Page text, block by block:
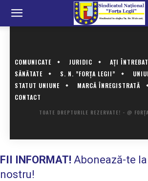
COMUNICATE JURIDIC
AȚI
SĂNĂTATE
S. N. ”FORȚA LEGII”
STATUT UNIUNE
MARCĂ ÎNREGISTRATĂ
CONTACT
TOATE DREPTURILE REZERVATE! - @
FII INFORMAT! Abonează-te
nostru!